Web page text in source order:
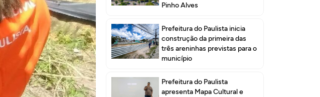
Pinho Alves
Prefeitura do Paulista inicia
construção da primeira das
três areninhas previstas para o
município
Prefeitura do Paulista
apresenta Mapa Cultural e